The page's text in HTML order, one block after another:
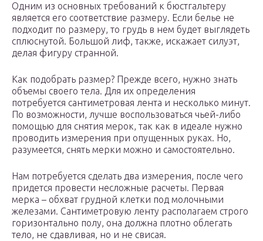
Одним из основных требований к бюстгальтеру
является его соответствие размеру. Если белье не
подходит по размеру, то грудь в нем будет выглядеть
сплюснутой. Большой лиф, также, искажает силуэт,
делая фигуру странной.
Как подобрать размер? Прежде всего, нужно знать
объемы своего тела. Для их определения
потребуется сантиметровая лента и несколько минут.
По возможности, лучше воспользоваться чьей-либо
помощью для снятия мерок, так как в идеале нужно
проводить измерения при опущенных руках. Но,
разумеется, снять мерки можно и самостоятельно.
Нам потребуется сделать два измерения, после чего
придется провести несложные расчеты. Первая
мерка – обхват грудной клетки под молочными
железами. Сантиметровую ленту располагаем строго
горизонтально полу, она должна плотно облегать
тело, не сдавливая, но и не свисая.